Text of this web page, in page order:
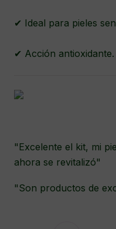
✔ Ideal para pieles
✔ Acción antioxidante.
"Excelente el kit, mi
ahora se revitalizó"
"Son productos de